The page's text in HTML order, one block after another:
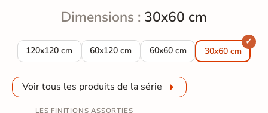
Dimensions : 30x60 cm
120x120 cm
Carrelage sol effet pierre Maddalena noir 120x120 cm
60x120 cm
Carrelage sol effet pierre Maddalena noir
60x60 cm
Carrelage sol effet pierre
30x60 cm
Voir tous les produits de la série
LES FINITIONS ASSORTIES